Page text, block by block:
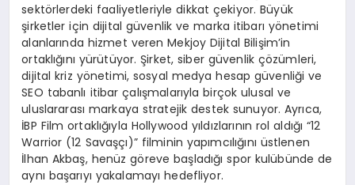
sektörlerdeki faaliyetleriyle dikkat çekiyor. Büyük
şirketler için dijital güvenlik ve marka itibarı yönetimi
alanlarında hizmet veren Mekjoy Dijital Bilişim’in
ortaklığını yürütüyor. Şirket, siber güvenlik çözümleri,
dijital kriz yönetimi, sosyal medya hesap güvenliği ve
SEO tabanlı itibar çalışmalarıyla birçok ulusal ve
uluslararası markaya stratejik destek sunuyor. Ayrıca,
İBP Film ortaklığıyla Hollywood yıldızlarının rol aldığı “12
Warrior (12 Savaşçı)” filminin yapımcılığını üstlenen
İlhan Akbaş, henüz göreve başladığı spor kulübünde de
aynı başarıyı yakalamayı hedefliyor.